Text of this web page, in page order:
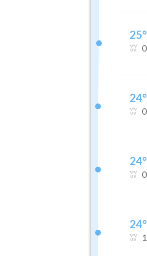
25°
0
24°
0
24°
0
24°
1